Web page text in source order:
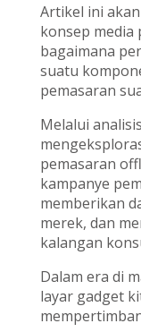
Artikel ini
konsep media
bagaimana
suatu
pemasaran
Melalui
pemasaran
kampanye
memberikan
merek, dan
kalangan
Dalam era di
layar gadget